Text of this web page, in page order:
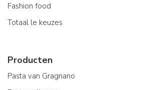
Fashion food
Totaal le keuzes
Producten
Pasta van Gragnano